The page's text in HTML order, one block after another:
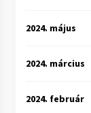
2024. május
2024. március
2024. február